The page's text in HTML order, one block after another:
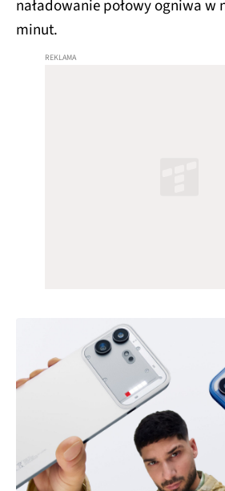
naładowanie połowy ogniwa w
minut.